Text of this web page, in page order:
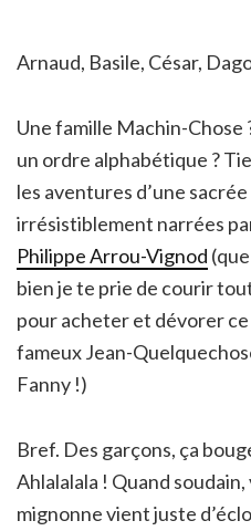
Arnaud, Basile, César,
Une famille Machin-Chose
un ordre alphabétique ?
les aventures d’une
irrésistiblement narrées
Philippe Arrou-Vignod
bien je te prie de courir
pour acheter et dévorer ce
fameux Jean-
Fanny !)
Bref. Des garçons, ça
Ahlalalala ! Quand
mignonne vient juste